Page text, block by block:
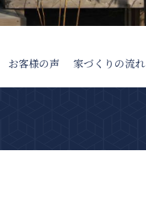
お客様の声 家づくりの流れ